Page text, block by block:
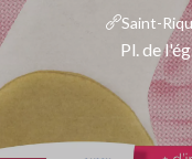
Saint-
Pl. de